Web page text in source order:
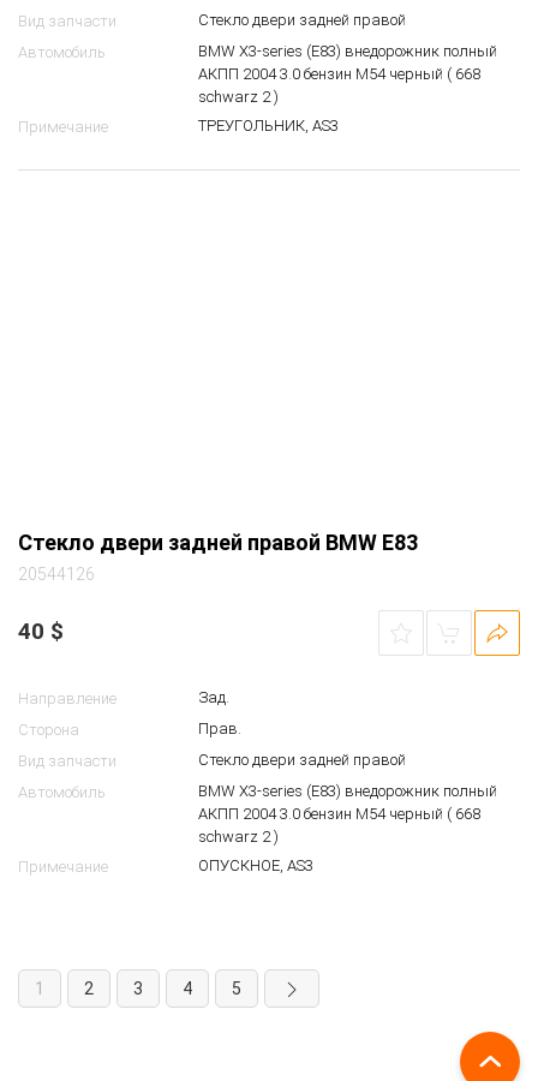
Вид запчасти
Стекло двери задней правой
Автомобиль
BMW X3-series (E83) внедорожник полный
АКПП 2004 3.0 бензин M54 черный ( 668
schwarz 2 )
Примечание
ТРЕУГОЛЬНИК, AS3
Стекло двери задней правой BMW E83
20544126
40 $
Направление
Зад.
Сторона
Прав.
Вид запчасти
Стекло двери задней правой
Автомобиль
BMW X3-series (E83) внедорожник полный
АКПП 2004 3.0 бензин M54 черный ( 668
schwarz 2 )
Примечание
ОПУСКНОЕ, AS3
1 2 3 4 5